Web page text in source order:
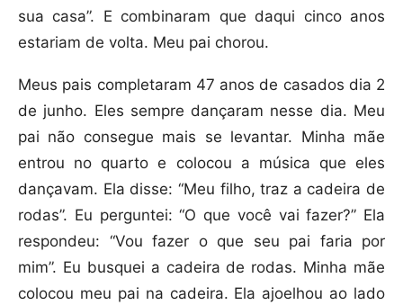
sua casa”. E combinaram que daqui cinco anos
estariam de volta. Meu pai chorou.
Meus pais completaram 47 anos de casados dia 2
de junho. Eles sempre dançaram nesse dia. Meu
pai não consegue mais se levantar. Minha mãe
entrou no quarto e colocou a música que eles
dançavam. Ela disse: “Meu filho, traz a cadeira de
rodas”. Eu perguntei: “O que você vai fazer?” Ela
respondeu: “Vou fazer o que seu pai faria por
mim”. Eu busquei a cadeira de rodas. Minha mãe
colocou meu pai na cadeira. Ela ajoelhou ao lado